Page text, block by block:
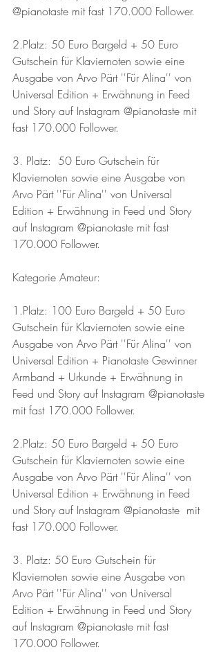
@pianotaste mit fast 170.000 Follower.
2.Platz: 50 Euro Bargeld + 50 Euro
Gutschein für Klaviernoten sowie eine
Ausgabe von Arvo Pärt ''Für Alina'' von
Universal Edition + Erwähnung in Feed
und Story auf Instagram @pianotaste mit
fast 170.000 Follower.
3. Platz:  50 Euro Gutschein für
Klaviernoten sowie eine Ausgabe von
Arvo Pärt ''Für Alina'' von Universal
Edition + Erwähnung in Feed und Story
auf Instagram @pianotaste mit fast
170.000 Follower.
Kategorie Amateur:
1.Platz: 100 Euro Bargeld + 50 Euro
Gutschein für Klaviernoten sowie eine
Ausgabe von Arvo Pärt ''Für Alina'' von
Universal Edition + Pianotaste Gewinner
Armband + Urkunde + Erwähnung in
Feed und Story auf Instagram @pianotaste
mit fast 170.000 Follower.
2.Platz: 50 Euro Bargeld + 50 Euro
Gutschein für Klaviernoten sowie eine
Ausgabe von Arvo Pärt ''Für Alina'' von
Universal Edition + Erwähnung in Feed
und Story auf Instagram @pianotaste  mit
fast 170.000 Follower.
3. Platz: 50 Euro Gutschein für
Klaviernoten sowie eine Ausgabe von
Arvo Pärt ''Für Alina'' von Universal
Edition + Erwähnung in Feed und Story
auf Instagram @pianotaste mit fast
170.000 Follower.